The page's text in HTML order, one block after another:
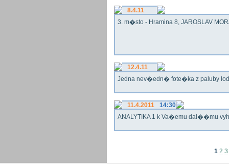
8.4.11
3. m�sto - Hramina 8, JAROSLAV
12.4.11
Jedna nev�edn� fote�ka z paluby
11.4.2011
14:30
ANALYTIKA 1 k Va�emu dal��mu
1 2 3